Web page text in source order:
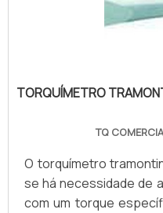
TORQUÍMETRO
TQ
O torquímetro
se há necessidade de
com um torque